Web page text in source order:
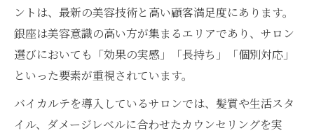
ントは、最新の美容技術と高い顧客満足度にあります。
銀座は美容意識の高い方が集まるエリアであり、サロン
選びにおいても「効果の実感」「長持ち」「個別対応」
といった要素が重視されています。
バイカルテを導入しているサロンでは、髪質や生活スタ
イル、ダメージレベルに合わせたカウンセリングを実